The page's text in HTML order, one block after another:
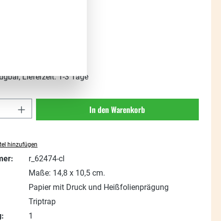
Lieferzeit: 1-3 Tage
Gib den gewünschten Wert ein
In den Warenkorb
hinzufügen
r_62474-cl
Maße: 14,8 x 10,5 cm.
Papier mit Druck und Heißfolienprägung
Triptrap
1